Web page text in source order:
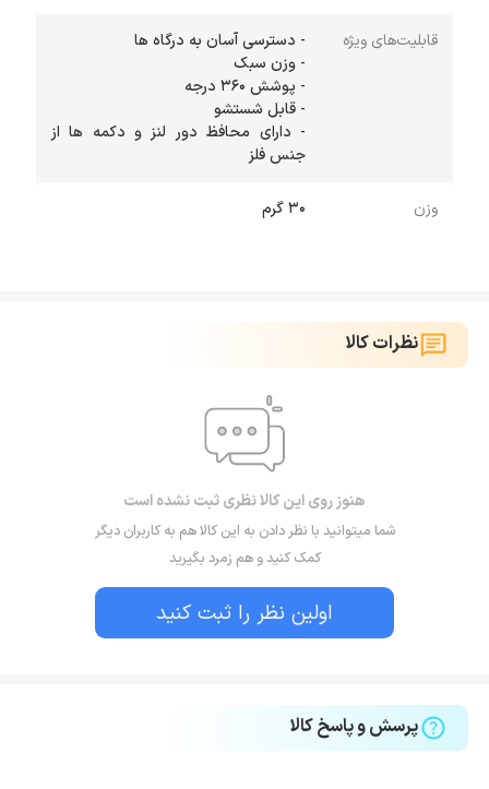
قابلیت‌های ویژه
- دسترسی آسان به درگاه ها
- وزن سبک
- قابل شستشو
- دارای محافظ دور لنز و دکمه ها از
جنس فلز
وزن 30 گرم
نظرات کالا
هنوز روی این کالا نظری ثبت نشده است
شما میتوانید با نظر دادن به این کالا هم به کاربران دیگر
کمک کنید و هم زمرد بگیرید
اولین نظر را ثبت کنید
پرسش و پاسخ کالا